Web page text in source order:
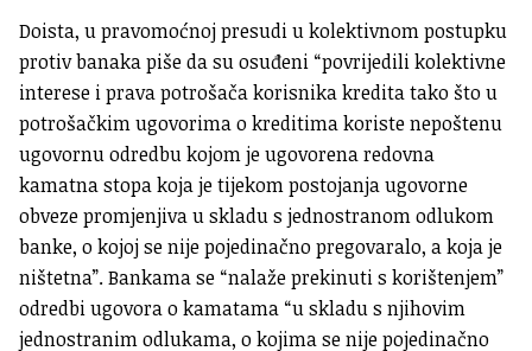
Doista, u pravomoćnoj presudi u kolektivnom postupku
protiv banaka piše da su osuđeni “povrijedili kolektivne
interese i prava potrošača korisnika kredita tako što u
potrošačkim ugovorima o kreditima koriste nepoštenu
ugovornu odredbu kojom je ugovorena redovna
kamatna stopa koja je tijekom postojanja ugovorne
obveze promjenjiva u skladu s jednostranom odlukom
banke, o kojoj se nije pojedinačno pregovaralo, a koja je
ništetna”. Bankama se “nalaže prekinuti s korištenjem”
odredbi ugovora o kamatama “u skladu s njihovim
jednostranim odlukama, o kojima se nije pojedinačno